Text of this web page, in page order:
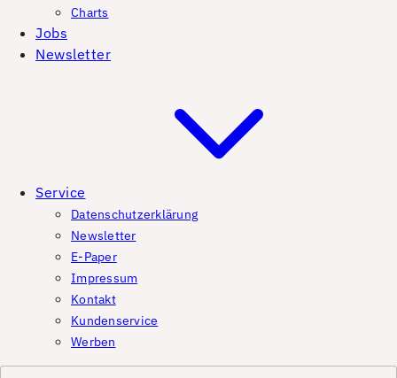
Charts
Jobs
Newsletter
Service
Datenschutzerklärung
Newsletter
E-Paper
Impressum
Kontakt
Kundenservice
Werben